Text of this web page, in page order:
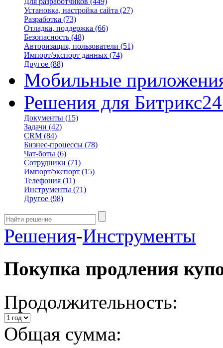
Установка, настройка сайта (27)
Разработка (73)
Отладка, поддержка (66)
Безопасность (48)
Авторизация, пользователи (51)
Импорт/экспорт данных (74)
Другое (88)
Мобильные
Решения для Битрикс24
Документы (15)
Задачи (42)
CRM (84)
Бизнес-процессы (78)
Чат-боты (6)
Сотрудники (71)
Импорт/экспорт (15)
Телефония (11)
Инструменты (71)
Другое (98)
Решения-Инструменты
Покупка продления
Продолжительность:
Общая сумма: